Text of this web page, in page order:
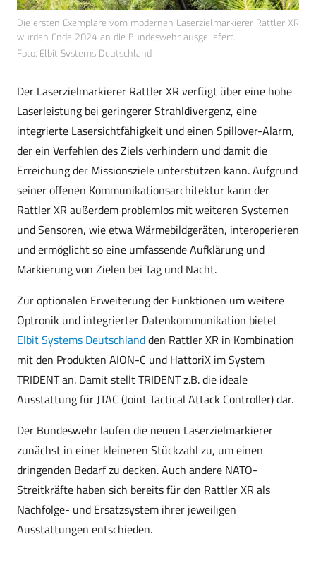
Die ersten Exemplare vom modernen Laserzielmarkierer Rattler XR
wurden Ende 2024 an die Bundeswehr ausgeliefert.
Foto: Elbit Systems Deutschland
Der Laserzielmarkierer Rattler XR verfügt über eine hohe
Laserleistung bei geringerer Strahldivergenz, eine
integrierte Lasersichtfähigkeit und einen Spillover-Alarm,
der ein Verfehlen des Ziels verhindern und damit die
Erreichung der Missionsziele unterstützen kann. Aufgrund
seiner offenen Kommunikationsarchitektur kann der
Rattler XR außerdem problemlos mit weiteren Systemen
und Sensoren, wie etwa Wärmebildgeräten, interoperieren
und ermöglicht so eine umfassende Aufklärung und
Markierung von Zielen bei Tag und Nacht.
Zur optionalen Erweiterung der Funktionen um weitere
Optronik und integrierter Datenkommunikation bietet
Elbit Systems Deutschlandden Rattler XR in Kombination
mit den Produkten AION-C und HattoriX im System
TRIDENT an. Damit stellt TRIDENT z.B. die ideale
Ausstattung für JTAC (Joint Tactical Attack Controller) dar.
Der Bundeswehr laufen die neuen Laserzielmarkierer
zunächst in einer kleineren Stückzahl zu, um einen
dringenden Bedarf zu decken. Auch andere NATO-
Streitkräfte haben sich bereits für den Rattler XR als
Nachfolge- und Ersatzsystem ihrer jeweiligen
Ausstattungen entschieden.